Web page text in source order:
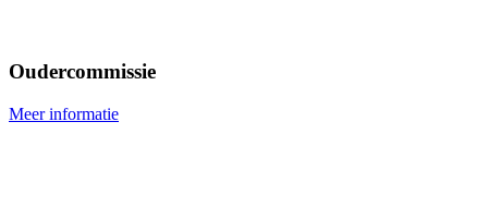
Oudercommissie
Meer informatie